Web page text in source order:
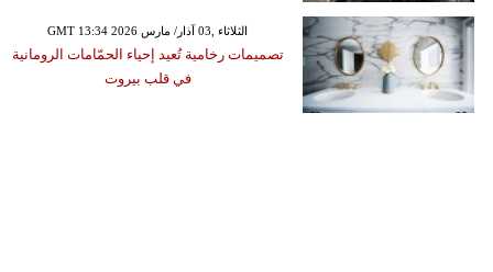
GMT 13:34 2026 الثلاثاء ,03 آذار/ مارس
تصميمات رخامية تُعيد إحياء الحمّامات الرومانية
في قلب بيروت